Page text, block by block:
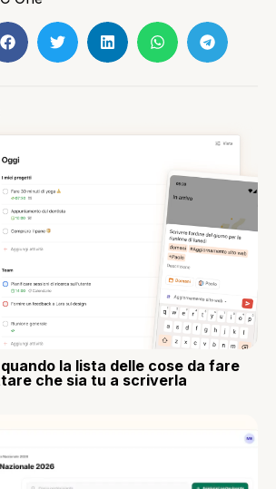
la lista delle cose da fare
che sia tu a scriverla